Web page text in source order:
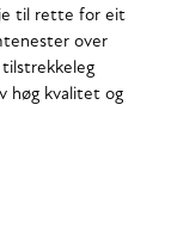
til rette for eit
over
høg kvalitet og